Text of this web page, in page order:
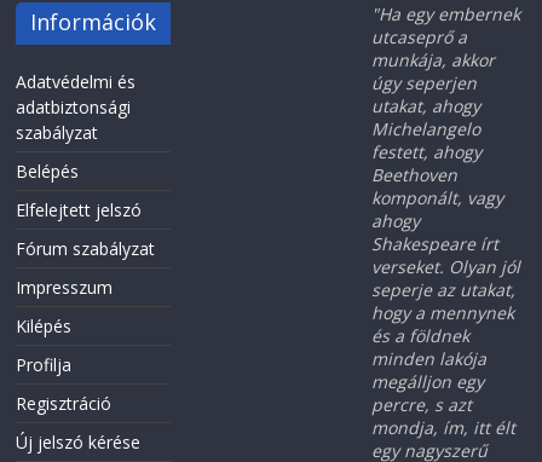
Információk
Adatvédelmi és
adatbiztonsági
szabályzat
Belépés
Elfelejtett jelszó
Fórum szabályzat
Impresszum
Kilépés
Profilja
Regisztráció
Új jelszó kérése
"Ha egy embernek
utcaseprő a
munkája, akkor
úgy seperjen
utakat, ahogy
Michelangelo
festett, ahogy
Beethoven
komponált, vagy
ahogy
Shakespeare írt
verseket. Olyan jól
seperje az utakat,
hogy a mennynek
és a földnek
minden lakója
megálljon egy
percre, s azt
mondja, ím, itt élt
egy nagyszerű